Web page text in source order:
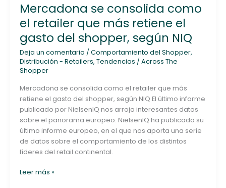
Mercadona se consolida como
el retailer que más retiene el
gasto del shopper, según NIQ
Deja un comentario /Comportamiento del Shopper,
Distribución - Retailers,Tendencias /Across The
Shopper
Mercadona se consolida como el retailer que más
retiene el gasto del shopper, según NIQ El último informe
publicado por NielsenIQ nos arroja interesantes datos
sobre el panorama europeo. NielsenIQ ha publicado su
último informe europeo, en el que nos aporta una serie
de datos sobre el comportamiento de los distintos
líderes del retail continental.
consolida
como
el
retailer
que
más
retiene
gasto
del
shopper,
según
NIQ
Leer más »